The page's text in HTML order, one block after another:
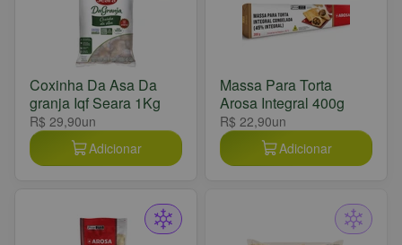
Coxinha Da Asa Da
granja Iqf Seara 1Kg
R$ 29,90un
Adicionar
Massa Para Torta
Arosa Integral 400g
R$ 22,90un
Adicionar